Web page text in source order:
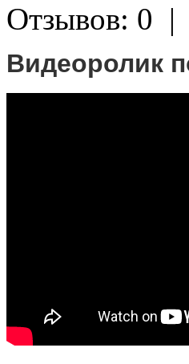
Отзывов: 0 |
Видеоролик